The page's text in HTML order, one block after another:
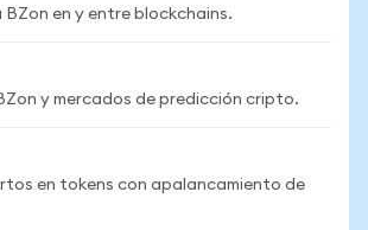
BZon en y entre blockchains.
y mercados de predicción cripto.
en tokens con apalancamiento de